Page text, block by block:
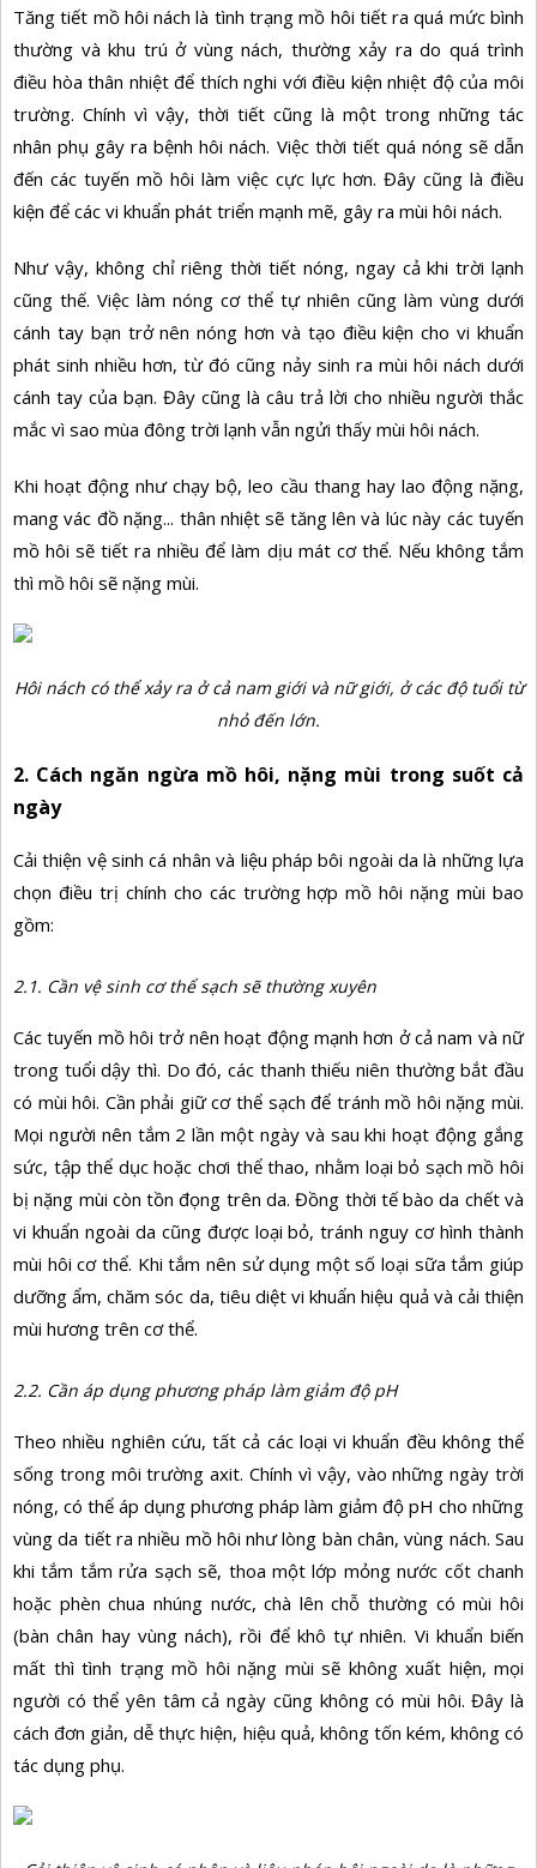
Tăng tiết mồ hôi nách là tình trạng mồ hôi tiết ra quá mức bình
thường và khu trú ở vùng nách, thường xảy ra do quá trình
điều hòa thân nhiệt để thích nghi với điều kiện nhiệt độ của môi
trường. Chính vì vậy, thời tiết cũng là một trong những tác
nhân phụ gây ra bệnh hôi nách. Việc thời tiết quá nóng sẽ dẫn
đến các tuyến mồ hôi làm việc cực lực hơn. Đây cũng là điều
kiện để các vi khuẩn phát triển mạnh mẽ, gây ra mùi hôi nách.
Như vậy, không chỉ riêng thời tiết nóng, ngay cả khi trời lạnh
cũng thế. Việc làm nóng cơ thể tự nhiên cũng làm vùng dưới
cánh tay bạn trở nên nóng hơn và tạo điều kiện cho vi khuẩn
phát sinh nhiều hơn, từ đó cũng nảy sinh ra mùi hôi nách dưới
cánh tay của bạn. Đây cũng là câu trả lời cho nhiều người thắc
mắc vì sao mùa đông trời lạnh vẫn ngửi thấy mùi hôi nách.
Khi hoạt động như chạy bộ, leo cầu thang hay lao động nặng,
mang vác đồ nặng... thân nhiệt sẽ tăng lên và lúc này các tuyến
mồ hôi sẽ tiết ra nhiều để làm dịu mát cơ thể. Nếu không tắm
thì mồ hôi sẽ nặng mùi.
Hôi nách có thể xảy ra ở cả nam giới và nữ giới, ở các độ tuổi từ
nhỏ đến lớn.
2. Cách ngăn ngừa mồ hôi, nặng mùi trong suốt cả
ngày
Cải thiện vệ sinh cá nhân và liệu pháp bôi ngoài da là những lựa
chọn điều trị chính cho các trường hợp mồ hôi nặng mùi bao
gồm:
2.1. Cần vệ sinh cơ thể sạch sẽ thường xuyên
Các tuyến mồ hôi trở nên hoạt động mạnh hơn ở cả nam và nữ
trong tuổi dậy thì. Do đó, các thanh thiếu niên thường bắt đầu
có mùi hôi. Cần phải giữ cơ thể sạch để tránh mồ hôi nặng mùi.
Mọi người nên tắm 2 lần một ngày và sau khi hoạt động gắng
sức, tập thể dục hoặc chơi thể thao, nhằm loại bỏ sạch mồ hôi
bị nặng mùi còn tồn đọng trên da. Đồng thời tế bào da chết và
vi khuẩn ngoài da cũng được loại bỏ, tránh nguy cơ hình thành
mùi hôi cơ thể. Khi tắm nên sử dụng một số loại sữa tắm giúp
dưỡng ẩm, chăm sóc da, tiêu diệt vi khuẩn hiệu quả và cải thiện
mùi hương trên cơ thể.
2.2. Cần áp dụng phương pháp làm giảm độ pH
Theo nhiều nghiên cứu, tất cả các loại vi khuẩn đều không thể
sống trong môi trường axit. Chính vì vậy, vào những ngày trời
nóng, có thể áp dụng phương pháp làm giảm độ pH cho những
vùng da tiết ra nhiều mồ hôi như lòng bàn chân, vùng nách. Sau
khi tắm tắm rửa sạch sẽ, thoa một lớp mỏng nước cốt chanh
hoặc phèn chua nhúng nước, chà lên chỗ thường có mùi hôi
(bàn chân hay vùng nách), rồi để khô tự nhiên. Vi khuẩn biến
mất thì tình trạng mồ hôi nặng mùi sẽ không xuất hiện, mọi
người có thể yên tâm cả ngày cũng không có mùi hôi. Đây là
cách đơn giản, dễ thực hiện, hiệu quả, không tốn kém, không có
tác dụng phụ.